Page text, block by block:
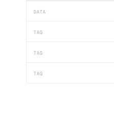
DATA
TAG
TAG
TAG